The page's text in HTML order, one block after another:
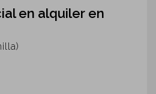
en alquiler en